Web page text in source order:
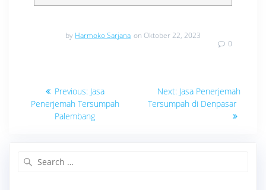
by Harmoko Sarjana on Oktober 22, 2023
0
Navigasi
pos
Previous: Previous
post:
Jasa
Penerjemah Tersumpah
Palembang
Next: Next
post:
Jasa Penerjemah
Tersumpah di Denpasar